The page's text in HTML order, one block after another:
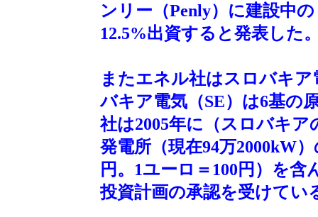
ンリー（Penly）に建設中
12.5%出資すると発表した
またエネル社はスロバキ
バキア電気（SE）は6基の
社は2005年に（スロバキア
発電所（現在94万2000kW
円。1ユーロ＝100円）を
投資計画の承認を受けてい